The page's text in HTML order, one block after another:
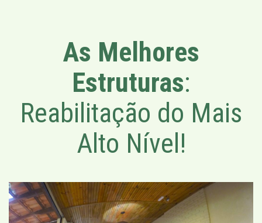
As Melhores
Estruturas:
Reabilitação do Mais
Alto Nível!